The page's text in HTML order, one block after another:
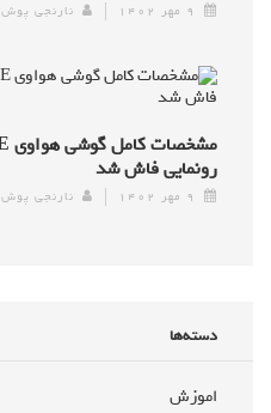
۹ مهر ۱۴۰۲ نارنجی پوش
رونمایی فاش شد
۹ مهر ۱۴۰۲ نارنجی پوش
دسته‌ها
اموزش